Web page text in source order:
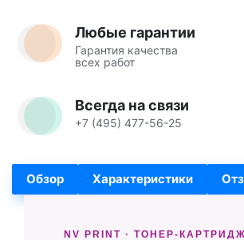
Любые гарантии
Гарантия качества
всех работ
Всегда на связи
+7 (495) 477-56-25
Обзор Характеристики
NV PRINT · ТОНЕР-КАРТРИДЖ